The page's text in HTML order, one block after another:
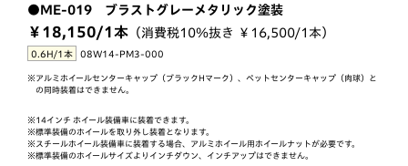
●ME-019 ブラストグレーメタリック塗装
￥18,150/1本（消費税10％抜き ￥16,500/1本）
0.6H/1本 08W14-PM3-000
※アルミホイールセンターキャップ（ブラックHマーク）、ペットセンターキャップ（肉球）と
の同時装着はできません。
※14インチ ホイール装備車に装着できます。
※標準装備のホイールを取り外し装着となります。
※スチールホイール装備車に装着する場合、アルミホイール用ホイールナットが必要です。
※標準装備のホイールサイズよりインチダウン、インチアップはできません。